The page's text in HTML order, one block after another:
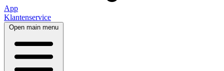
App
Klantenservice
Open main menu